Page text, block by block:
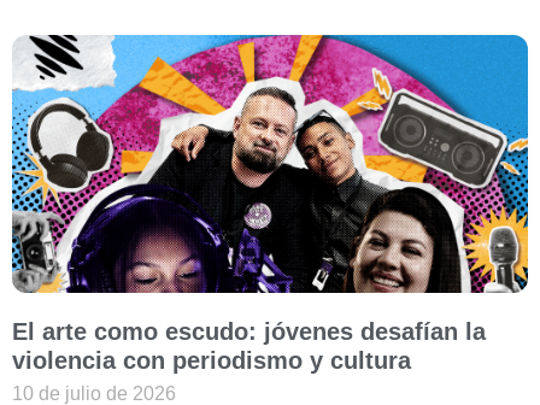
El arte como escudo: jóvenes desafían la
violencia con periodismo y cultura
10 de julio de 2026